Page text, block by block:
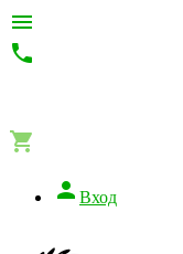



 Вход